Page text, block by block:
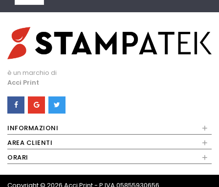
è un marchio di
Acci Print
INFORMAZIONI +
AREA CLIENTI +
ORARI +